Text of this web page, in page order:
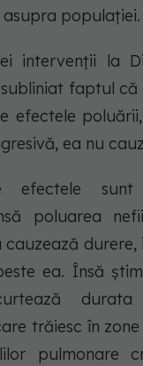
populației.
intervenții la
subliniat faptul
efectele
ea nu
efectele
poluarea
cauzează
ea. Însă
trăiesc în
pulmonare